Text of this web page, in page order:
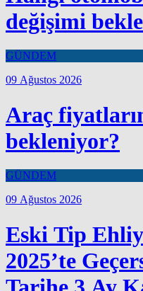
değişimi
GÜNDEM
09 Ağustos 2026
Araç
bekleniyor?
GÜNDEM
09 Ağustos 2026
Eski Tip
2025’te